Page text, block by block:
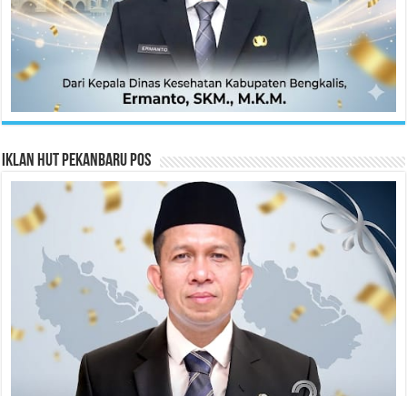
Iklan HUT Pekanbaru Pos